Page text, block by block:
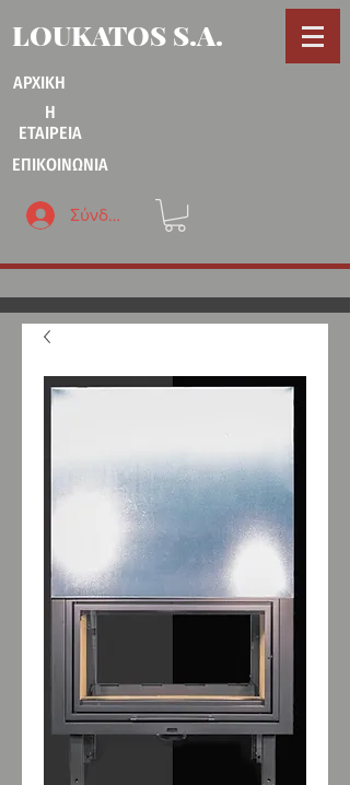
LOUKATOS S.A.
ΑΡΧΙΚΗ
Η
ΕΤΑΙΡΕΙΑ
ΕΠΙΚΟΙΝΩΝΙΑ
Σύνδεση